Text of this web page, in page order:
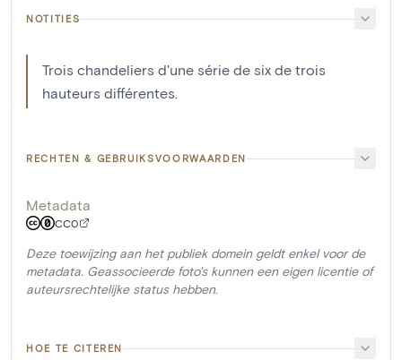
NOTITIES
Trois chandeliers d'une série de six de trois
hauteurs différentes.
RECHTEN & GEBRUIKSVOORWAARDEN
Metadata
CC0
Deze toewijzing aan het publiek domein geldt enkel voor de
metadata. Geassocieerde foto's kunnen een eigen licentie of
auteursrechtelijke status hebben.
HOE TE CITEREN